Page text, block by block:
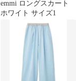
emmi ロングスカート
ホワイト サイズ1